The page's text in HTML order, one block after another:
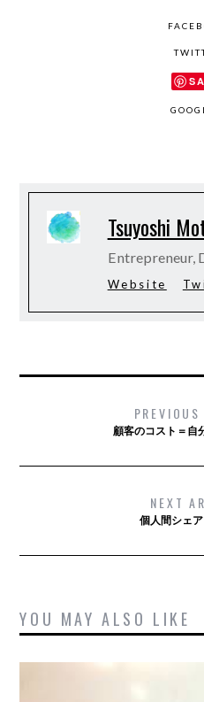
Tsuyoshi
Entrepreneur,
Website
顧客のコスト＝自
NEXT
個人間シェ
YOU MAY ALSO LIKE